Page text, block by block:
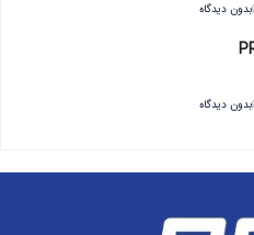
بدون دیدگاه
بدون دیدگاه